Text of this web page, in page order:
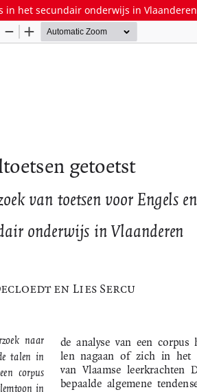
in het secundair onderwijs in Vlaanderen